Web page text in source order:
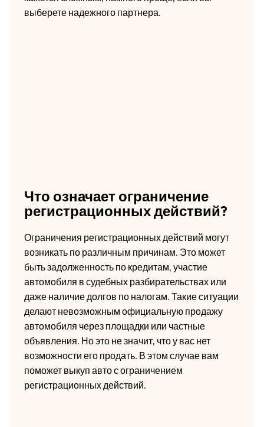
выберете надежного партнера.
Что означает ограничение
регистрационных действий?
Ограничения регистрационных действий могут
возникать по различным причинам. Это может
быть задолженность по кредитам, участие
автомобиля в судебных разбирательствах или
даже наличие долгов по налогам. Такие ситуации
делают невозможным официальную продажу
автомобиля через площадки или частные
объявления. Но это не значит, что у вас нет
возможности его продать. В этом случае вам
поможет выкуп авто с ограничением
регистрационных действий.